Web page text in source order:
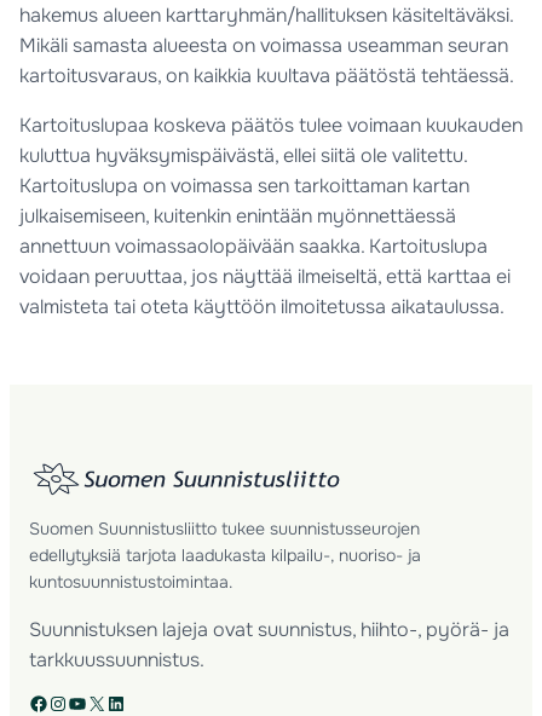
hakemus alueen karttaryhmän/hallituksen käsiteltäväksi.
Mikäli samasta alueesta on voimassa useamman seuran
kartoitusvaraus, on kaikkia kuultava päätöstä tehtäessä.
Kartoituslupaa koskeva päätös tulee voimaan kuukauden
kuluttua hyväksymispäivästä, ellei siitä ole valitettu.
Kartoituslupa on voimassa sen tarkoittaman kartan
julkaisemiseen, kuitenkin enintään myönnettäessä
annettuun voimassaolopäivään saakka. Kartoituslupa
voidaan peruuttaa, jos näyttää ilmeiseltä, että karttaa ei
valmisteta tai oteta käyttöön ilmoitetussa aikataulussa.
Suomen Suunnistusliitto tukee suunnistusseurojen
edellytyksiä tarjota laadukasta kilpailu-, nuoriso- ja
kuntosuunnistustoimintaa.
Suunnistuksen lajeja ovat suunnistus, hiihto-, pyörä- ja
tarkkuussuunnistus.
Facebook Instagram YouTube X LinkedIn